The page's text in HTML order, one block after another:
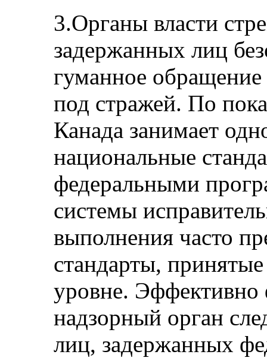
3.Органы власти
задержанных лиц
гуманное
под стражей. По
Канада занимает
национальные
федеральными
системы
выполнения часто
стандарты,
уровне.
надзорный орган
лиц, задержанных